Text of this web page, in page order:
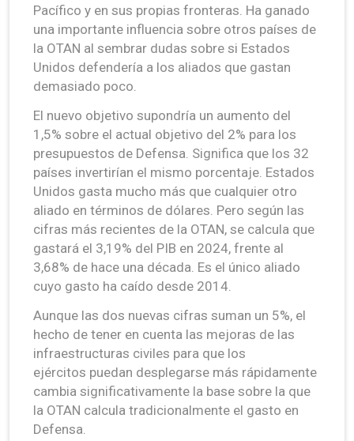
Pacífico y en sus propias fronteras. Ha ganado
una importante influencia sobre otros países de
la OTAN al sembrar dudas sobre si Estados
Unidos defendería a los aliados que gastan
demasiado poco.
El nuevo objetivo supondría un aumento del
1,5% sobre el actual objetivo del 2% para los
presupuestos de Defensa. Significa que los 32
países invertirían el mismo porcentaje. Estados
Unidos gasta mucho más que cualquier otro
aliado en términos de dólares. Pero según las
cifras más recientes de la OTAN, se calcula que
gastará el 3,19% del PIB en 2024, frente al
3,68% de hace una década. Es el único aliado
cuyo gasto ha caído desde 2014.
Aunque las dos nuevas cifras suman un 5%, el
hecho de tener en cuenta las mejoras de las
infraestructuras civiles para que los
ejércitos puedan desplegarse más rápidamente
cambia significativamente la base sobre la que
la OTAN calcula tradicionalmente el gasto en
Defensa.